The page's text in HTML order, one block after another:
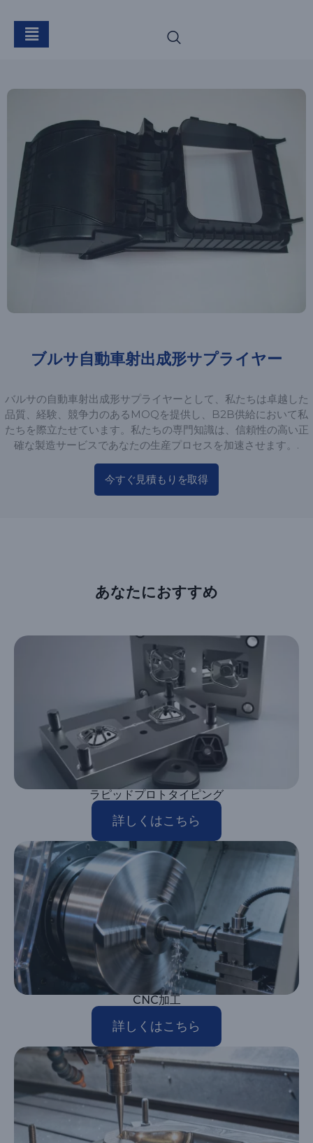
ブルサ自動車射出成形サプライヤー
バルサの自動車射出成形サプライヤーとして、私たちは卓越した
品質、経験、競争力のあるMOQを提供し、B2B供給において私
たちを際立たせています。私たちの専門知識は、信頼性の高い正
確な製造サービスであなたの生産プロセスを加速させます。.
今すぐ見積もりを取得
あなたにおすすめ
ラピッドプロトタイピング
詳しくはこちら
CNC加工
詳しくはこちら